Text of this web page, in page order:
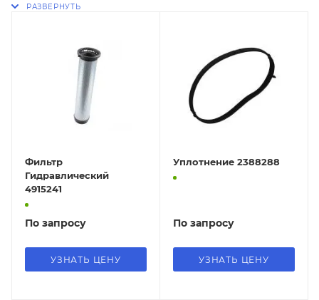
Фильтр
Гидравлический
4915241
По запросу
УЗНАТЬ ЦЕНУ
Уплотнение 2388288
По запросу
УЗНАТЬ ЦЕНУ